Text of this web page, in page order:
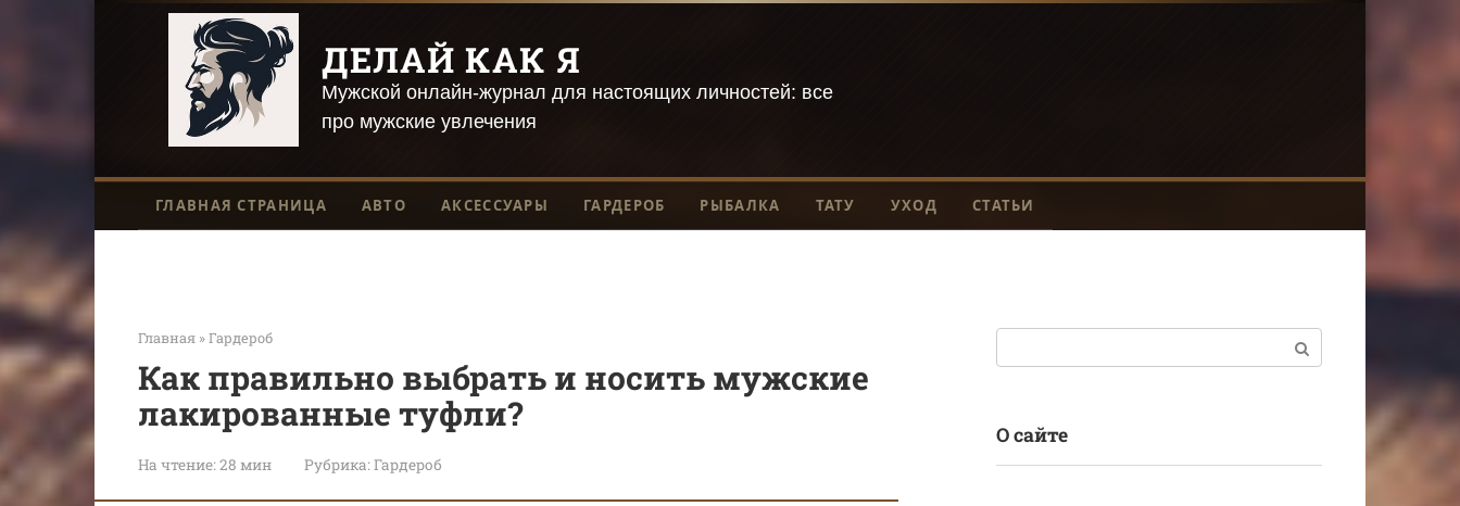
ДЕЛАЙ КАК Я
Мужской онлайн-журнал для настоящих личностей: все
про мужские увлечения
ГЛАВНАЯ СТРАНИЦА АВТО АКСЕССУАРЫ ГАРДЕРОБ РЫБАЛКА ТАТУ УХОД СТАТЬИ
Главная »Гардероб
Как правильно выбрать и носить мужские
лакированные туфли?
На чтение:28 мин Рубрика:Гардероб
О сайте